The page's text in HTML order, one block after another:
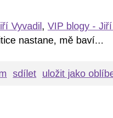
Vyvadil , VIP blogy -
nastane, mě baví...
sdílet uložit jako